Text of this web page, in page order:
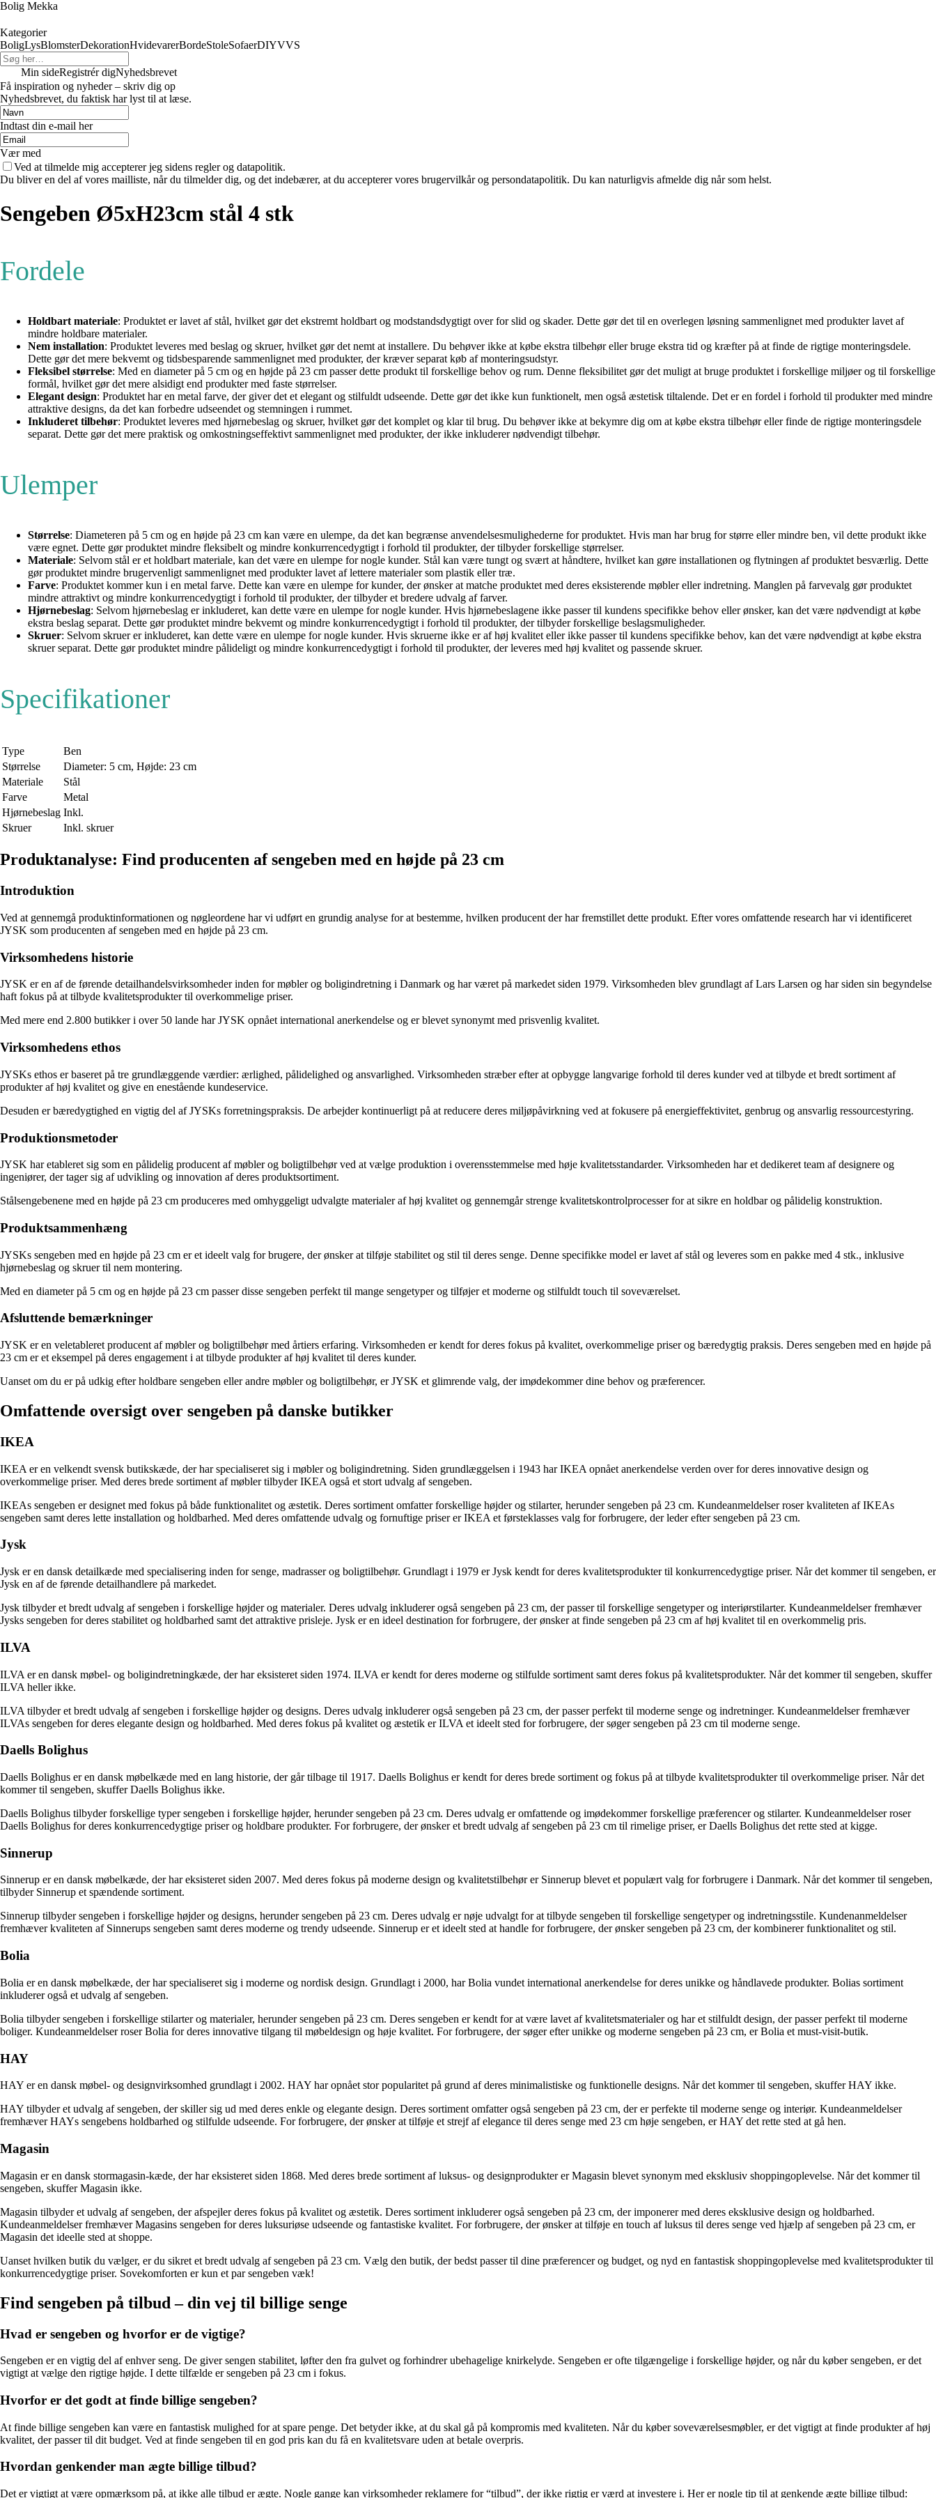
Bolig Mekka
Kategorier
BoligLysBlomsterDekorationHvidevarerBordeStoleSofaerDIYVVS
Min sideRegistrér digNyhedsbrevet
Få inspiration og nyheder – skriv dig op
Nyhedsbrevet, du faktisk har lyst til at læse.
Indtast din e-mail her
Vær med
Ved at tilmelde mig accepterer jeg sidens regler og datapolitik.
Du bliver en del af vores mailliste, når du tilmelder dig, og det indebærer, at du accepterer vores brugervilkår og persondatapolitik. Du kan naturligvis afmelde dig når som helst.
Sengeben Ø5xH23cm stål 4 stk
Fordele
Holdbart materiale: Produktet er lavet af stål, hvilket gør det ekstremt holdbart og modstandsdygtigt over for slid og skader. Dette gør det til en overlegen løsning sammenlignet med produkter lavet af
mindre holdbare materialer.
Nem installation: Produktet leveres med beslag og skruer, hvilket gør det nemt at installere. Du behøver ikke at købe ekstra tilbehør eller bruge ekstra tid og kræfter på at finde de rigtige monteringsdele.
Dette gør det mere bekvemt og tidsbesparende sammenlignet med produkter, der kræver separat køb af monteringsudstyr.
Fleksibel størrelse: Med en diameter på 5 cm og en højde på 23 cm passer dette produkt til forskellige behov og rum. Denne fleksibilitet gør det muligt at bruge produktet i forskellige miljøer og til forskellige
formål, hvilket gør det mere alsidigt end produkter med faste størrelser.
Elegant design: Produktet har en metal farve, der giver det et elegant og stilfuldt udseende. Dette gør det ikke kun funktionelt, men også æstetisk tiltalende. Det er en fordel i forhold til produkter med mindre
attraktive designs, da det kan forbedre udseendet og stemningen i rummet.
Inkluderet tilbehør: Produktet leveres med hjørnebeslag og skruer, hvilket gør det komplet og klar til brug. Du behøver ikke at bekymre dig om at købe ekstra tilbehør eller finde de rigtige monteringsdele
separat. Dette gør det mere praktisk og omkostningseffektivt sammenlignet med produkter, der ikke inkluderer nødvendigt tilbehør.
Ulemper
Størrelse: Diameteren på 5 cm og en højde på 23 cm kan være en ulempe, da det kan begrænse anvendelsesmulighederne for produktet. Hvis man har brug for større eller mindre ben, vil dette produkt ikke
være egnet. Dette gør produktet mindre fleksibelt og mindre konkurrencedygtigt i forhold til produkter, der tilbyder forskellige størrelser.
Materiale: Selvom stål er et holdbart materiale, kan det være en ulempe for nogle kunder. Stål kan være tungt og svært at håndtere, hvilket kan gøre installationen og flytningen af produktet besværlig. Dette
gør produktet mindre brugervenligt sammenlignet med produkter lavet af lettere materialer som plastik eller træ.
Farve: Produktet kommer kun i en metal farve. Dette kan være en ulempe for kunder, der ønsker at matche produktet med deres eksisterende møbler eller indretning. Manglen på farvevalg gør produktet
mindre attraktivt og mindre konkurrencedygtigt i forhold til produkter, der tilbyder et bredere udvalg af farver.
Hjørnebeslag: Selvom hjørnebeslag er inkluderet, kan dette være en ulempe for nogle kunder. Hvis hjørnebeslagene ikke passer til kundens specifikke behov eller ønsker, kan det være nødvendigt at købe
ekstra beslag separat. Dette gør produktet mindre bekvemt og mindre konkurrencedygtigt i forhold til produkter, der tilbyder forskellige beslagsmuligheder.
Skruer: Selvom skruer er inkluderet, kan dette være en ulempe for nogle kunder. Hvis skruerne ikke er af høj kvalitet eller ikke passer til kundens specifikke behov, kan det være nødvendigt at købe ekstra
skruer separat. Dette gør produktet mindre pålideligt og mindre konkurrencedygtigt i forhold til produkter, der leveres med høj kvalitet og passende skruer.
Specifikationer
Type
Ben
Størrelse
Diameter: 5 cm, Højde: 23 cm
Materiale
Stål
Farve
Metal
Hjørnebeslag Inkl.
Skruer
Inkl. skruer
Produktanalyse: Find producenten af sengeben med en højde på 23 cm
Introduktion
Ved at gennemgå produktinformationen og nøgleordene har vi udført en grundig analyse for at bestemme, hvilken producent der har fremstillet dette produkt. Efter vores omfattende research har vi identificeret
JYSK som producenten af sengeben med en højde på 23 cm.
Virksomhedens historie
JYSK er en af ​​de førende detailhandelsvirksomheder inden for møbler og boligindretning i Danmark og har været på markedet siden 1979. Virksomheden blev grundlagt af Lars Larsen og har siden sin begyndelse
haft fokus på at tilbyde kvalitetsprodukter til overkommelige priser.
Med mere end 2.800 butikker i over 50 lande har JYSK opnået international anerkendelse og er blevet synonymt med prisvenlig kvalitet.
Virksomhedens ethos
JYSKs ethos er baseret på tre grundlæggende værdier: ærlighed, pålidelighed og ansvarlighed. Virksomheden stræber efter at opbygge langvarige forhold til deres kunder ved at tilbyde et bredt sortiment af
produkter af høj kvalitet og give en enestående kundeservice.
Desuden er bæredygtighed en vigtig del af JYSKs forretningspraksis. De arbejder kontinuerligt på at reducere deres miljøpåvirkning ved at fokusere på energieffektivitet, genbrug og ansvarlig ressourcestyring.
Produktionsmetoder
JYSK har etableret sig som en pålidelig producent af møbler og boligtilbehør ved at vælge produktion i overensstemmelse med høje kvalitetsstandarder. Virksomheden har et dedikeret team af designere og
ingeniører, der tager sig af udvikling og innovation af deres produktsortiment.
Stålsengebenene med en højde på 23 cm produceres med omhyggeligt udvalgte materialer af høj kvalitet og gennemgår strenge kvalitetskontrolprocesser for at sikre en holdbar og pålidelig konstruktion.
Produktsammenhæng
JYSKs sengeben med en højde på 23 cm er et ideelt valg for brugere, der ønsker at tilføje stabilitet og stil til deres senge. Denne specifikke model er lavet af stål og leveres som en pakke med 4 stk., inklusive
hjørnebeslag og skruer til nem montering.
Med en diameter på 5 cm og en højde på 23 cm passer disse sengeben perfekt til mange sengetyper og tilføjer et moderne og stilfuldt touch til soveværelset.
Afsluttende bemærkninger
JYSK er en veletableret producent af møbler og boligtilbehør med årtiers erfaring. Virksomheden er kendt for deres fokus på kvalitet, overkommelige priser og bæredygtig praksis. Deres sengeben med en højde på
23 cm er et eksempel på deres engagement i at tilbyde produkter af høj kvalitet til deres kunder.
Uanset om du er på udkig efter holdbare sengeben eller andre møbler og boligtilbehør, er JYSK et glimrende valg, der imødekommer dine behov og præferencer.
Omfattende oversigt over sengeben på danske butikker
IKEA
IKEA er en velkendt svensk butikskæde, der har specialiseret sig i møbler og boligindretning. Siden grundlæggelsen i 1943 har IKEA opnået anerkendelse verden over for deres innovative design og
overkommelige priser. Med deres brede sortiment af møbler tilbyder IKEA også et stort udvalg af sengeben.
IKEAs sengeben er designet med fokus på både funktionalitet og æstetik. Deres sortiment omfatter forskellige højder og stilarter, herunder sengeben på 23 cm. Kundeanmeldelser roser kvaliteten af IKEAs
sengeben samt deres lette installation og holdbarhed. Med deres omfattende udvalg og fornuftige priser er IKEA et førsteklasses valg for forbrugere, der leder efter sengeben på 23 cm.
Jysk
Jysk er en dansk detailkæde med specialisering inden for senge, madrasser og boligtilbehør. Grundlagt i 1979 er Jysk kendt for deres kvalitetsprodukter til konkurrencedygtige priser. Når det kommer til sengeben, er
Jysk en af ​​de førende detailhandlere på markedet.
Jysk tilbyder et bredt udvalg af sengeben i forskellige højder og materialer. Deres udvalg inkluderer også sengeben på 23 cm, der passer til forskellige sengetyper og interiørstilarter. Kundeanmeldelser fremhæver
Jysks sengeben for deres stabilitet og holdbarhed samt det attraktive prisleje. Jysk er en ideel destination for forbrugere, der ønsker at finde sengeben på 23 cm af høj kvalitet til en overkommelig pris.
ILVA
ILVA er en dansk møbel- og boligindretningkæde, der har eksisteret siden 1974. ILVA er kendt for deres moderne og stilfulde sortiment samt deres fokus på kvalitetsprodukter. Når det kommer til sengeben, skuffer
ILVA heller ikke.
ILVA tilbyder et bredt udvalg af sengeben i forskellige højder og designs. Deres udvalg inkluderer også sengeben på 23 cm, der passer perfekt til moderne senge og indretninger. Kundeanmeldelser fremhæver
ILVAs sengeben for deres elegante design og holdbarhed. Med deres fokus på kvalitet og æstetik er ILVA et ideelt sted for forbrugere, der søger sengeben på 23 cm til moderne senge.
Daells Bolighus
Daells Bolighus er en dansk møbelkæde med en lang historie, der går tilbage til 1917. Daells Bolighus er kendt for deres brede sortiment og fokus på at tilbyde kvalitetsprodukter til overkommelige priser. Når det
kommer til sengeben, skuffer Daells Bolighus ikke.
Daells Bolighus tilbyder forskellige typer sengeben i forskellige højder, herunder sengeben på 23 cm. Deres udvalg er omfattende og imødekommer forskellige præferencer og stilarter. Kundeanmeldelser roser
Daells Bolighus for deres konkurrencedygtige priser og holdbare produkter. For forbrugere, der ønsker et bredt udvalg af sengeben på 23 cm til rimelige priser, er Daells Bolighus det rette sted at kigge.
Sinnerup
Sinnerup er en dansk møbelkæde, der har eksisteret siden 2007. Med deres fokus på moderne design og kvalitetstilbehør er Sinnerup blevet et populært valg for forbrugere i Danmark. Når det kommer til sengeben,
tilbyder Sinnerup et spændende sortiment.
Sinnerup tilbyder sengeben i forskellige højder og designs, herunder sengeben på 23 cm. Deres udvalg er nøje udvalgt for at tilbyde sengeben til forskellige sengetyper og indretningsstile. Kundenanmeldelser
fremhæver kvaliteten af Sinnerups sengeben samt deres moderne og trendy udseende. Sinnerup er et ideelt sted at handle for forbrugere, der ønsker sengeben på 23 cm, der kombinerer funktionalitet og stil.
Bolia
Bolia er en dansk møbelkæde, der har specialiseret sig i moderne og nordisk design. Grundlagt i 2000, har Bolia vundet international anerkendelse for deres unikke og håndlavede produkter. Bolias sortiment
inkluderer også et udvalg af sengeben.
Bolia tilbyder sengeben i forskellige stilarter og materialer, herunder sengeben på 23 cm. Deres sengeben er kendt for at være lavet af kvalitetsmaterialer og har et stilfuldt design, der passer perfekt til moderne
boliger. Kundeanmeldelser roser Bolia for deres innovative tilgang til møbeldesign og høje kvalitet. For forbrugere, der søger efter unikke og moderne sengeben på 23 cm, er Bolia et must-visit-butik.
HAY
HAY er en dansk møbel- og designvirksomhed grundlagt i 2002. HAY har opnået stor popularitet på grund af deres minimalistiske og funktionelle designs. Når det kommer til sengeben, skuffer HAY ikke.
HAY tilbyder et udvalg af sengeben, der skiller sig ud med deres enkle og elegante design. Deres sortiment omfatter også sengeben på 23 cm, der er perfekte til moderne senge og interiør. Kundeanmeldelser
fremhæver HAYs sengebens holdbarhed og stilfulde udseende. For forbrugere, der ønsker at tilføje et strejf af elegance til deres senge med 23 cm høje sengeben, er HAY det rette sted at gå hen.
Magasin
Magasin er en dansk stormagasin-kæde, der har eksisteret siden 1868. Med deres brede sortiment af luksus- og designprodukter er Magasin blevet synonym med eksklusiv shoppingoplevelse. Når det kommer til
sengeben, skuffer Magasin ikke.
Magasin tilbyder et udvalg af sengeben, der afspejler deres fokus på kvalitet og æstetik. Deres sortiment inkluderer også sengeben på 23 cm, der imponerer med deres eksklusive design og holdbarhed.
Kundeanmeldelser fremhæver Magasins sengeben for deres luksuriøse udseende og fantastiske kvalitet. For forbrugere, der ønsker at tilføje en touch af luksus til deres senge ved hjælp af sengeben på 23 cm, er
Magasin det ideelle sted at shoppe.
Uanset hvilken butik du vælger, er du sikret et bredt udvalg af sengeben på 23 cm. Vælg den butik, der bedst passer til dine præferencer og budget, og nyd en fantastisk shoppingoplevelse med kvalitetsprodukter til
konkurrencedygtige priser. Sovekomforten er kun et par sengeben væk!
Find sengeben på tilbud – din vej til billige senge
Hvad er sengeben og hvorfor er de vigtige?
Sengeben er en vigtig del af enhver seng. De giver sengen stabilitet, løfter den fra gulvet og forhindrer ubehagelige knirkelyde. Sengeben er ofte tilgængelige i forskellige højder, og når du køber sengeben, er det
vigtigt at vælge den rigtige højde. I dette tilfælde er sengeben på 23 cm i fokus.
Hvorfor er det godt at finde billige sengeben?
At finde billige sengeben kan være en fantastisk mulighed for at spare penge. Det betyder ikke, at du skal gå på kompromis med kvaliteten. Når du køber soveværelsesmøbler, er det vigtigt at finde produkter af høj
kvalitet, der passer til dit budget. Ved at finde sengeben til en god pris kan du få en kvalitetsvare uden at betale overpris.
Hvordan genkender man ægte billige tilbud?
Det er vigtigt at være opmærksom på, at ikke alle tilbud er ægte. Nogle gange kan virksomheder reklamere for “tilbud”, der ikke rigtig er værd at investere i. Her er nogle tip til at genkende ægte billige tilbud: